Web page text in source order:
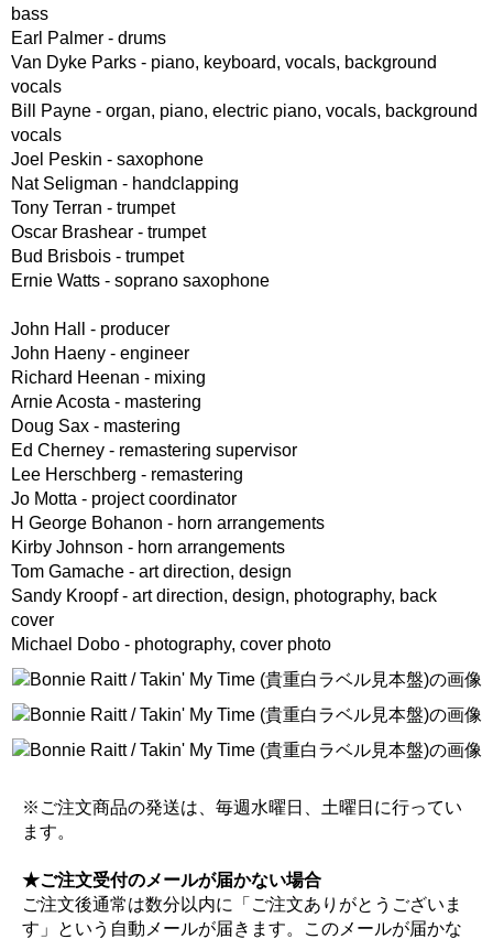
bass
Earl Palmer - drums
Van Dyke Parks - piano, keyboard, vocals, background
vocals
Bill Payne - organ, piano, electric piano, vocals, background
vocals
Joel Peskin - saxophone
Nat Seligman - handclapping
Tony Terran - trumpet
Oscar Brashear - trumpet
Bud Brisbois - trumpet
Ernie Watts - soprano saxophone
John Hall - producer
John Haeny - engineer
Richard Heenan - mixing
Arnie Acosta - mastering
Doug Sax - mastering
Ed Cherney - remastering supervisor
Lee Herschberg - remastering
Jo Motta - project coordinator
H George Bohanon - horn arrangements
Kirby Johnson - horn arrangements
Tom Gamache - art direction, design
Sandy Kroopf - art direction, design, photography, back
cover
Michael Dobo - photography, cover photo
※ご注文商品の発送は、毎週水曜日、土曜日に行ってい
ます。
★ご注文受付のメールが届かない場合
ご注文後通常は数分以内に「ご注文ありがとうございま
す」という自動メールが届きます。このメールが届かな